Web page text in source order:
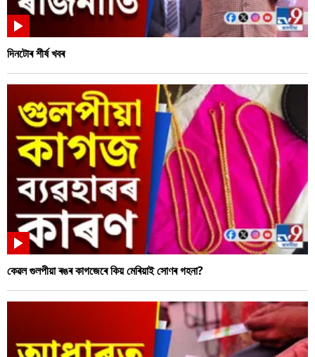
দিনটোৰ শীৰ্ষ খবৰ
কেৱল গুলপীয়া ৰঙৰ কাগজেৰে কিয় মেৰিয়াই সোণৰ গহনা?